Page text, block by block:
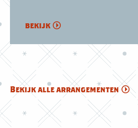
bekijk
Bekijk alle arrangementen